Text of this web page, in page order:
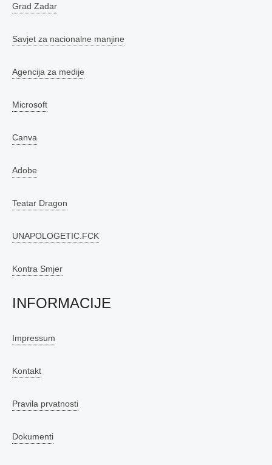
Grad Zadar
Savjet za nacionalne manjine
Agencija za medije
Microsoft
Canva
Adobe
Teatar Dragon
UNAPOLOGETIC.FCK
Kontra Smjer
INFORMACIJE
Impressum
Kontakt
Pravila prvatnosti
Dokumenti